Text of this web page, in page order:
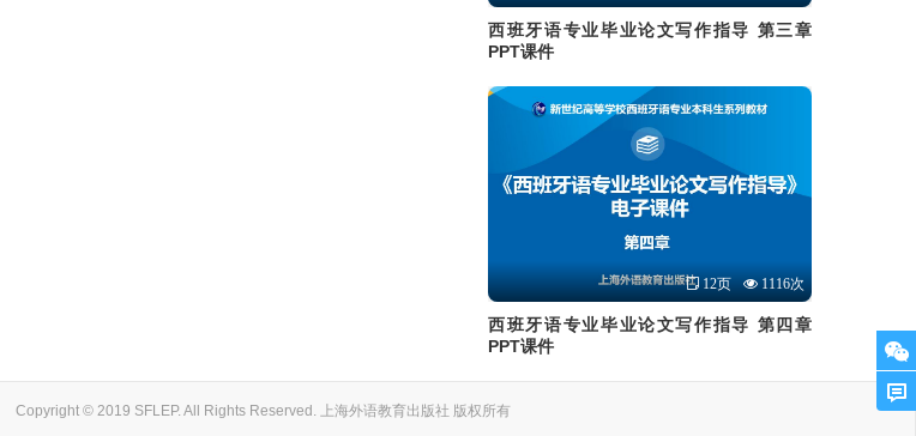
西班牙语专业毕业论文写作指导 第三章
PPT课件
12页 1116次
西班牙语专业毕业论文写作指导 第四章
PPT课件
Copyright © 2019 SFLEP. All Rights Reserved. 上海外语教育出版社 版权所有